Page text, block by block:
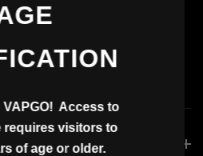
VAPGO! Access to
requires visitors to
of age or older.